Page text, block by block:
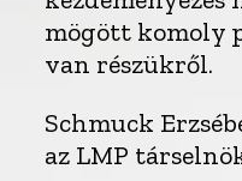
mögött komoly
van részükről.
Schmuck
az LMP